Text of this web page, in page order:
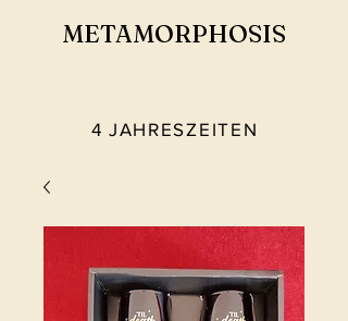
METAMORPHOSIS
4 JAHRESZEITEN